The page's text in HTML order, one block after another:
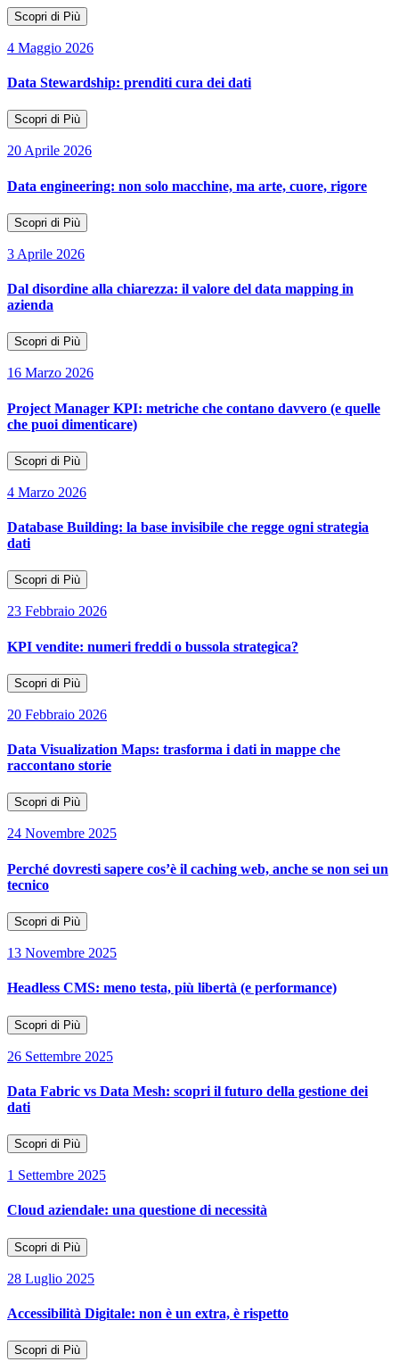
Scopri di Più
4 Maggio 2026
Data Stewardship: prenditi cura dei dati
Scopri di Più
20 Aprile 2026
Data engineering: non solo macchine, ma arte, cuore, rigore
Scopri di Più
3 Aprile 2026
Dal disordine alla chiarezza: il valore del data mapping in
azienda
Scopri di Più
16 Marzo 2026
Project Manager KPI: metriche che contano davvero (e quelle
che puoi dimenticare)
Scopri di Più
4 Marzo 2026
Database Building: la base invisibile che regge ogni strategia
dati
Scopri di Più
23 Febbraio 2026
KPI vendite: numeri freddi o bussola strategica?
Scopri di Più
20 Febbraio 2026
Data Visualization Maps: trasforma i dati in mappe che
raccontano storie
Scopri di Più
24 Novembre 2025
Perché dovresti sapere cos’è il caching web, anche se non sei un
tecnico
Scopri di Più
13 Novembre 2025
Headless CMS: meno testa, più libertà (e performance)
Scopri di Più
26 Settembre 2025
Data Fabric vs Data Mesh: scopri il futuro della gestione dei
dati
Scopri di Più
1 Settembre 2025
Cloud aziendale: una questione di necessità
Scopri di Più
28 Luglio 2025
Accessibilità Digitale: non è un extra, è rispetto
Scopri di Più